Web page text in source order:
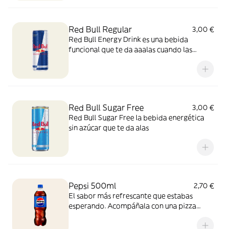
Red Bull Regular
3,00 €
Red Bull Energy Drink es una bebida
funcional que te da aaalas cuando las
Red Bull Sugar Free
3,00 €
Red Bull Sugar Free la bebida energética
sin azúcar que te da alas
Pepsi 500ml
2,70 €
El sabor más refrescante que estabas
esperando. Acompáñala con una pizza